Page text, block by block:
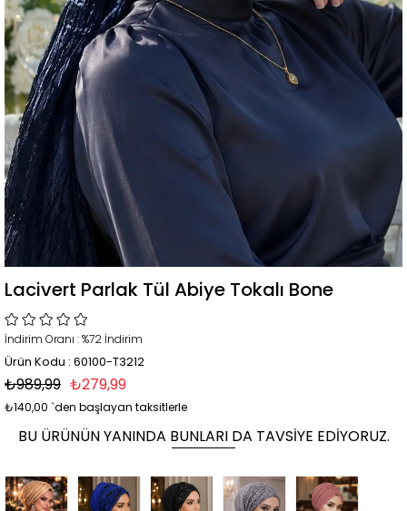
Lacivert Parlak Tül Abiye Tokalı Bone
İndirim Oranı :%72 İndirim
Ürün Kodu : 60100-T3212
₺989,99 ₺279,99
₺140,00 `den başlayan taksitlerle
BU ÜRÜNÜN YANINDA BUNLARI DA TAVSIYE EDIYORUZ.